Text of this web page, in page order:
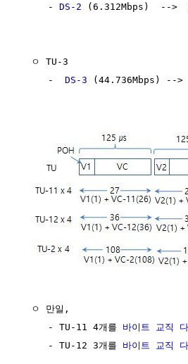
     -
DS-2 (6.312Mbps)  -->
  ㅇ TU-3
     -
DS-3 (44.736Mbps)
  ㅇ 만일,
     - TU-11 4개를
바이트 교직
     - TU-12 3개를
바이트 교직